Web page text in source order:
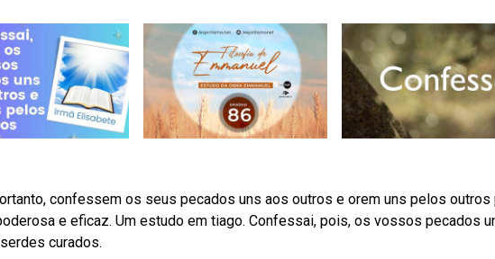
confessem os seus pecados uns aos outros e orem uns pelos outros
e eficaz. Um estudo em tiago. Confessai, pois, os vossos pecados
curados.